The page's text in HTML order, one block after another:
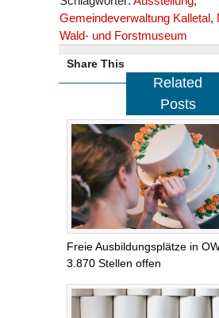
Gemeindeverwaltung Kalletal,
Wald- und Forstmuseum
Share This
Related
Posts
Freie Ausbildungsplätze in
3.870 Stellen offen